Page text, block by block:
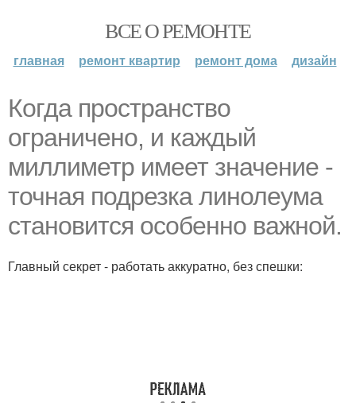
ВСЕ О РЕМОНТЕ
главная ремонт квартир ремонт дома дизайн
Когда пространство
ограничено, и каждый
миллиметр имеет значение -
точная подрезка линолеума
становится особенно важной.
Главный секрет - работать аккуратно, без спешки: